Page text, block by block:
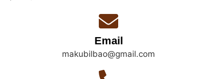
Email
makubilbao@gmail.com